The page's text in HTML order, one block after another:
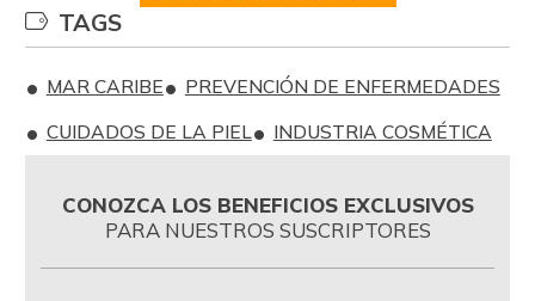
TAGS
MAR CARIBE
PREVENCIÓN DE ENFERMEDADES
CUIDADOS DE LA PIEL
INDUSTRIA COSMÉTICA
CONOZCA LOS BENEFICIOS EXCLUSIVOS
PARA NUESTROS SUSCRIPTORES